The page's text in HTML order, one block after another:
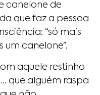
canelone de
que faz a pessoa
“só mais
um canelone”.
aquele restinho
que alguém raspa